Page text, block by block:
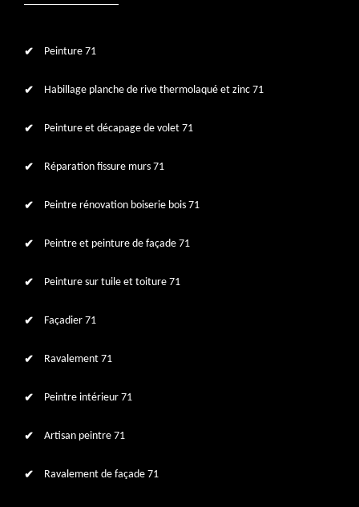
Peinture 71
Habillage planche de rive thermolaqué et zinc 71
Peinture et décapage de volet 71
Réparation fissure murs 71
Peintre rénovation boiserie bois 71
Peintre et peinture de façade 71
Peinture sur tuile et toiture 71
Façadier 71
Ravalement 71
Peintre intérieur 71
Artisan peintre 71
Ravalement de façade 71